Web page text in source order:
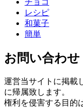
チョコ
レシピ
和菓子
簡単
お問い合わせ
運営当サイトに掲載
に帰属致します。
権利を侵害する目的